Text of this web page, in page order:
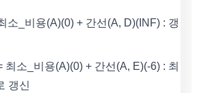
소_비용(A)(0) + 간선(A, D)(INF) : 갱
최소_비용(A)(0) + 간선(A, E)(-6) : 최
갱신